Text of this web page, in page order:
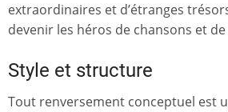
extraordinaires et d’étranges
devenir les héros de chansons et
Style et structure
Tout renversement conceptuel est